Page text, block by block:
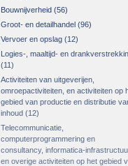
Bouwnijverheid (56)
Groot- en detailhandel (96)
Vervoer en opslag (12)
Logies-, maaltijd- en
(11)
Activiteiten van uitgeverijen,
omroepactiviteiten, en activiteiten op
gebied van productie en distributie
inhoud (12)
Telecommunicatie,
computerprogrammering en
consultancy, informatica-
en overige activiteiten op het gebied